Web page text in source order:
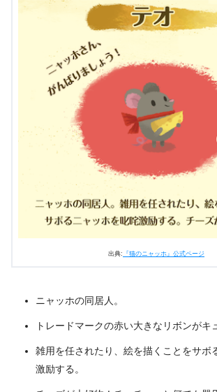
出典: 『猫のニャッホ』公式ページ
ニャッホの同居人。
トレードマークの赤い大きなリボンがキ
雑用を任されたり、絵を描くことをサボ
激励する。